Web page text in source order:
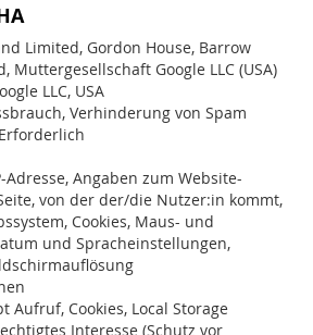
Limited, Gordon House, Barrow
Muttergesellschaft Google LLC (USA)
LLC, USA
Verhinderung von Spam
Angaben zum Website-
von der der/die Nutzer:in kommt,
Cookies, Maus- und
und Spracheinstellungen,
Aufruf, Cookies, Local Storage
Interesse (Schutz vor